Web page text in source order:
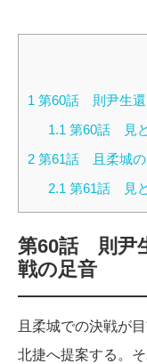
1 第60話 則尹生
1.1 第60話 見
2 第61話 且柔城
2.1 第61話 見
第60話 則尹
戦の足音
且柔城での決戦が
北捷へ提案する。